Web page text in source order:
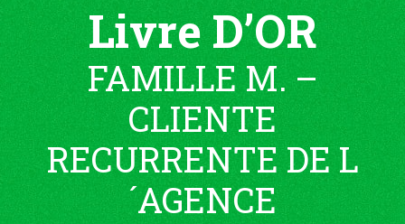
Livre D’OR
FAMILLE M. –
CLIENTE
RECURRENTE DE L
´AGENCE